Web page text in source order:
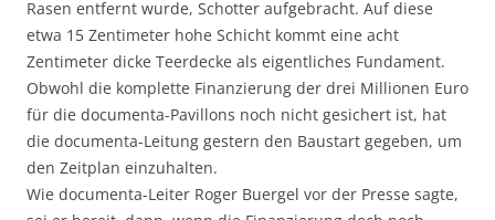
Rasen entfernt wurde, Schotter aufgebracht. Auf diese
etwa 15 Zentimeter hohe Schicht kommt eine acht
Zentimeter dicke Teerdecke als eigentliches Fundament.
Obwohl die komplette Finanzierung der drei Millionen Euro
für die documenta-Pavillons noch nicht gesichert ist, hat
die documenta-Leitung gestern den Baustart gegeben, um
den Zeitplan einzuhalten.
Wie documenta-Leiter Roger Buergel vor der Presse sagte,